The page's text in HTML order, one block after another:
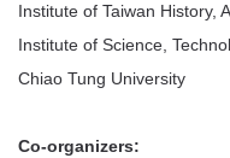
Institute of Taiwan History,
Institute of Science,
Chiao Tung University
Co-organizers: